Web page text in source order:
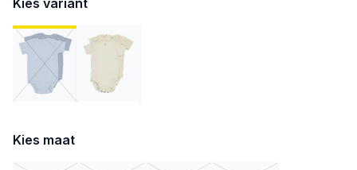
Kies maat